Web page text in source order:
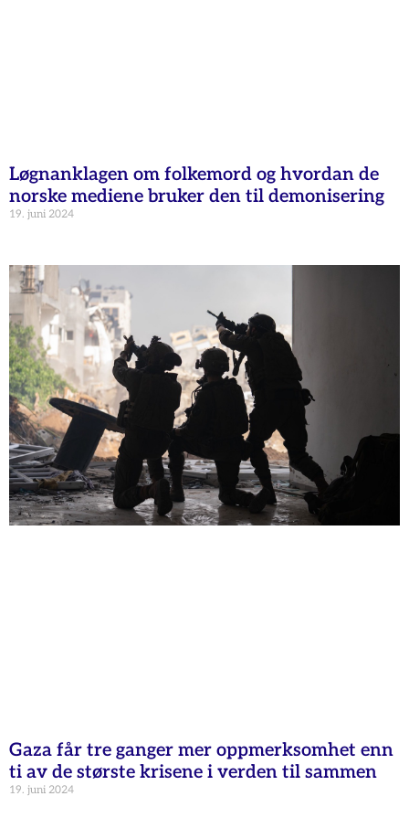
Løgnanklagen om folkemord og hvordan de
norske mediene bruker den til demonisering
19. juni 2024
Gaza får tre ganger mer oppmerksomhet enn
ti av de største krisene i verden til sammen
19. juni 2024